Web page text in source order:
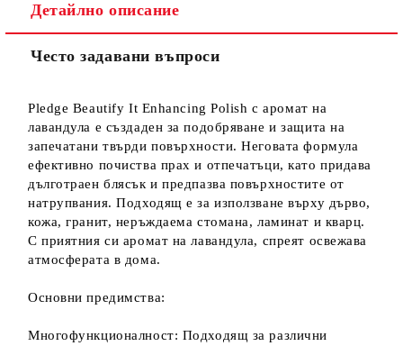
Детайлно описание
Често задавани въпроси
Pledge Beautify It Enhancing Polish с аромат на
лавандула е създаден за подобряване и защита на
запечатани твърди повърхности. Неговата формула
ефективно почиства прах и отпечатъци, като придава
дълготраен блясък и предпазва повърхностите от
натрупвания. Подходящ е за използване върху дърво,
кожа, гранит, неръждаема стомана, ламинат и кварц.
С приятния си аромат на лавандула, спреят освежава
атмосферата в дома.
Основни предимства:
Многофункционалност: Подходящ за различни